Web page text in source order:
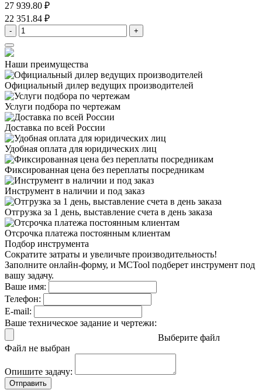
27 939.80 ₽
22 351.84 ₽
- +
Наши преимущества
Официальный дилер ведущих производителей
Услуги подбора по чертежам
Доставка по всей России
Удобная оплата для юридических лиц
Фиксированная цена без переплаты посредникам
Инструмент в наличии и под заказ
Отгрузка за 1 день, выставление счета в день заказа
Отсрочка платежа постоянным клиентам
Подбор инструмента
Сократите затраты и увеличьте производительность!
Заполните онлайн-форму, и MCTool подберет инструмент под
вашу задачу.
Ваше имя:
Телефон:
E-mail:
Ваше техническое задание и чертежи:
Выберите файл
Файл не выбран
Опишите задачу:
Отправить